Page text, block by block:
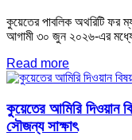
কুয়েতের পাবলিক অথরিটি ফর
আগামী ৩০ জুন ২০২৬-এর মধ্যে
Read more
কুয়েতের আমিরি দিওয়ান
সৌজন্য সাক্ষাৎ